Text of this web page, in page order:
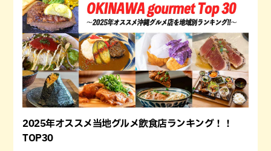
2025年オススメ当地グルメ飲食店ランキング！！
TOP30